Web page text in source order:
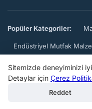
Popüler Kategoriler:
Endüstriyel Mutfak
Metal işleme Makineleri
Bahçe Makinaları ve
Profesyonel Pişirme
Sitemizde deneyiminizi
Detaylar için Çerez
Reddet